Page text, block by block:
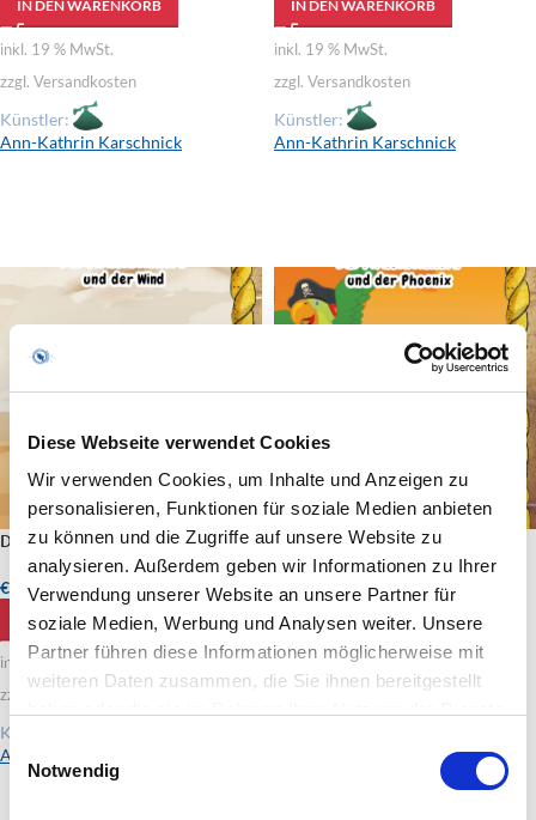
Diese Webseite verwendet Cookies
Wir verwenden Cookies, um Inhalte und Anzeigen zu
personalisieren, Funktionen für soziale Medien anbieten
zu können und die Zugriffe auf unsere Website zu
analysieren. Außerdem geben wir Informationen zu Ihrer
Verwendung unserer Website an unsere Partner für
soziale Medien, Werbung und Analysen weiter. Unsere
Partner führen diese Informationen möglicherweise mit
weiteren Daten zusammen, die Sie ihnen bereitgestellt
Notwendig
IN DEN WARENKORB
inkl. 19 % MwSt.
zzgl. Versandkosten
Künstler:
Ann-Kathrin Karschnick
IN DEN WARENKORB
inkl. 19 % MwSt.
zzgl. Versandkosten
Künstler:
Ann-Kathrin Karschnick
Das Pirateneinhorn und der Wind
€ 12,95 inkl. MwSt.
IN DEN WARENKORB
inkl. 19 % MwSt.
zzgl. Versandkosten
Künstler:
Ann-Kathrin Karschnick
Das Pirateneinhorn und der
Phoenix
IN DEN WARENKORB
inkl. 19 % MwSt.
zzgl. Versandkosten
Ann-Kathrin Karschnick